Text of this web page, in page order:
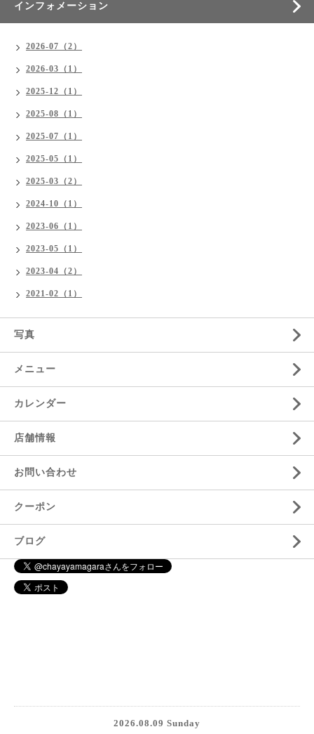
インフォメーション
2026-07（2）
2026-03（1）
2025-12（1）
2025-08（1）
2025-07（1）
2025-05（1）
2025-03（2）
2024-10（1）
2023-06（1）
2023-05（1）
2023-04（2）
2021-02（1）
写真
メニュー
カレンダー
店舗情報
お問い合わせ
クーポン
ブログ
2026.08.09 Sunday